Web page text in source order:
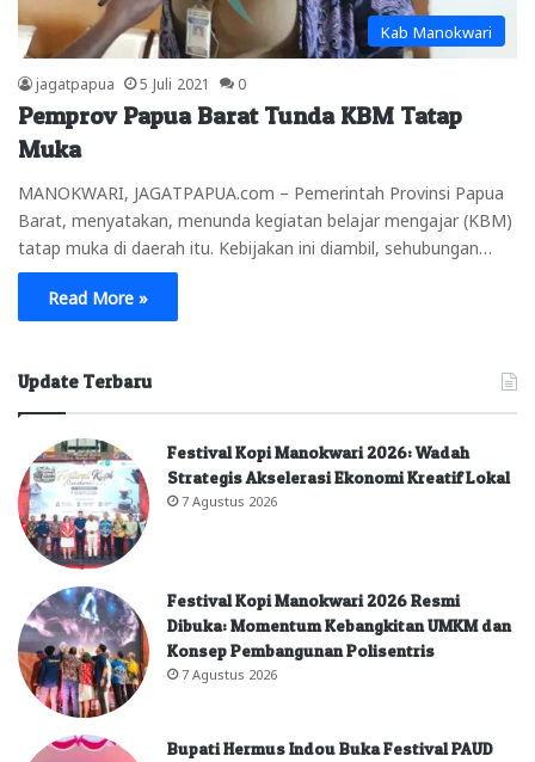
Kab Manokwari
jagatpapua 5 Juli 2021 0
Pemprov Papua Barat Tunda KBM Tatap
Muka
MANOKWARI, JAGATPAPUA.com – Pemerintah Provinsi Papua
Barat, menyatakan, menunda kegiatan belajar mengajar (KBM)
tatap muka di daerah itu. Kebijakan ini diambil, sehubungan…
Read More »
Update Terbaru
Festival Kopi Manokwari 2026: Wadah
Strategis Akselerasi Ekonomi Kreatif Lokal
7 Agustus 2026
Festival Kopi Manokwari 2026 Resmi
Dibuka: Momentum Kebangkitan UMKM dan
Konsep Pembangunan Polisentris
7 Agustus 2026
Bupati Hermus Indou Buka Festival PAUD